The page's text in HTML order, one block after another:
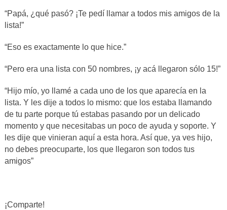
“Papá, ¿qué pasó? ¡Te pedí llamar a todos mis amigos de la
lista!”
“Eso es exactamente lo que hice.”
“Pero era una lista con 50 nombres, ¡y acá llegaron sólo 15!”
“Hijo mío, yo llamé a cada uno de los que aparecía en la
lista. Y les dije a todos lo mismo: que los estaba llamando
de tu parte porque tú estabas pasando por un delicado
momento y que necesitabas un poco de ayuda y soporte. Y
les dije que vinieran aquí a esta hora. Así que, ya ves hijo,
no debes preocuparte, los que llegaron son todos tus
amigos”
¡Comparte!